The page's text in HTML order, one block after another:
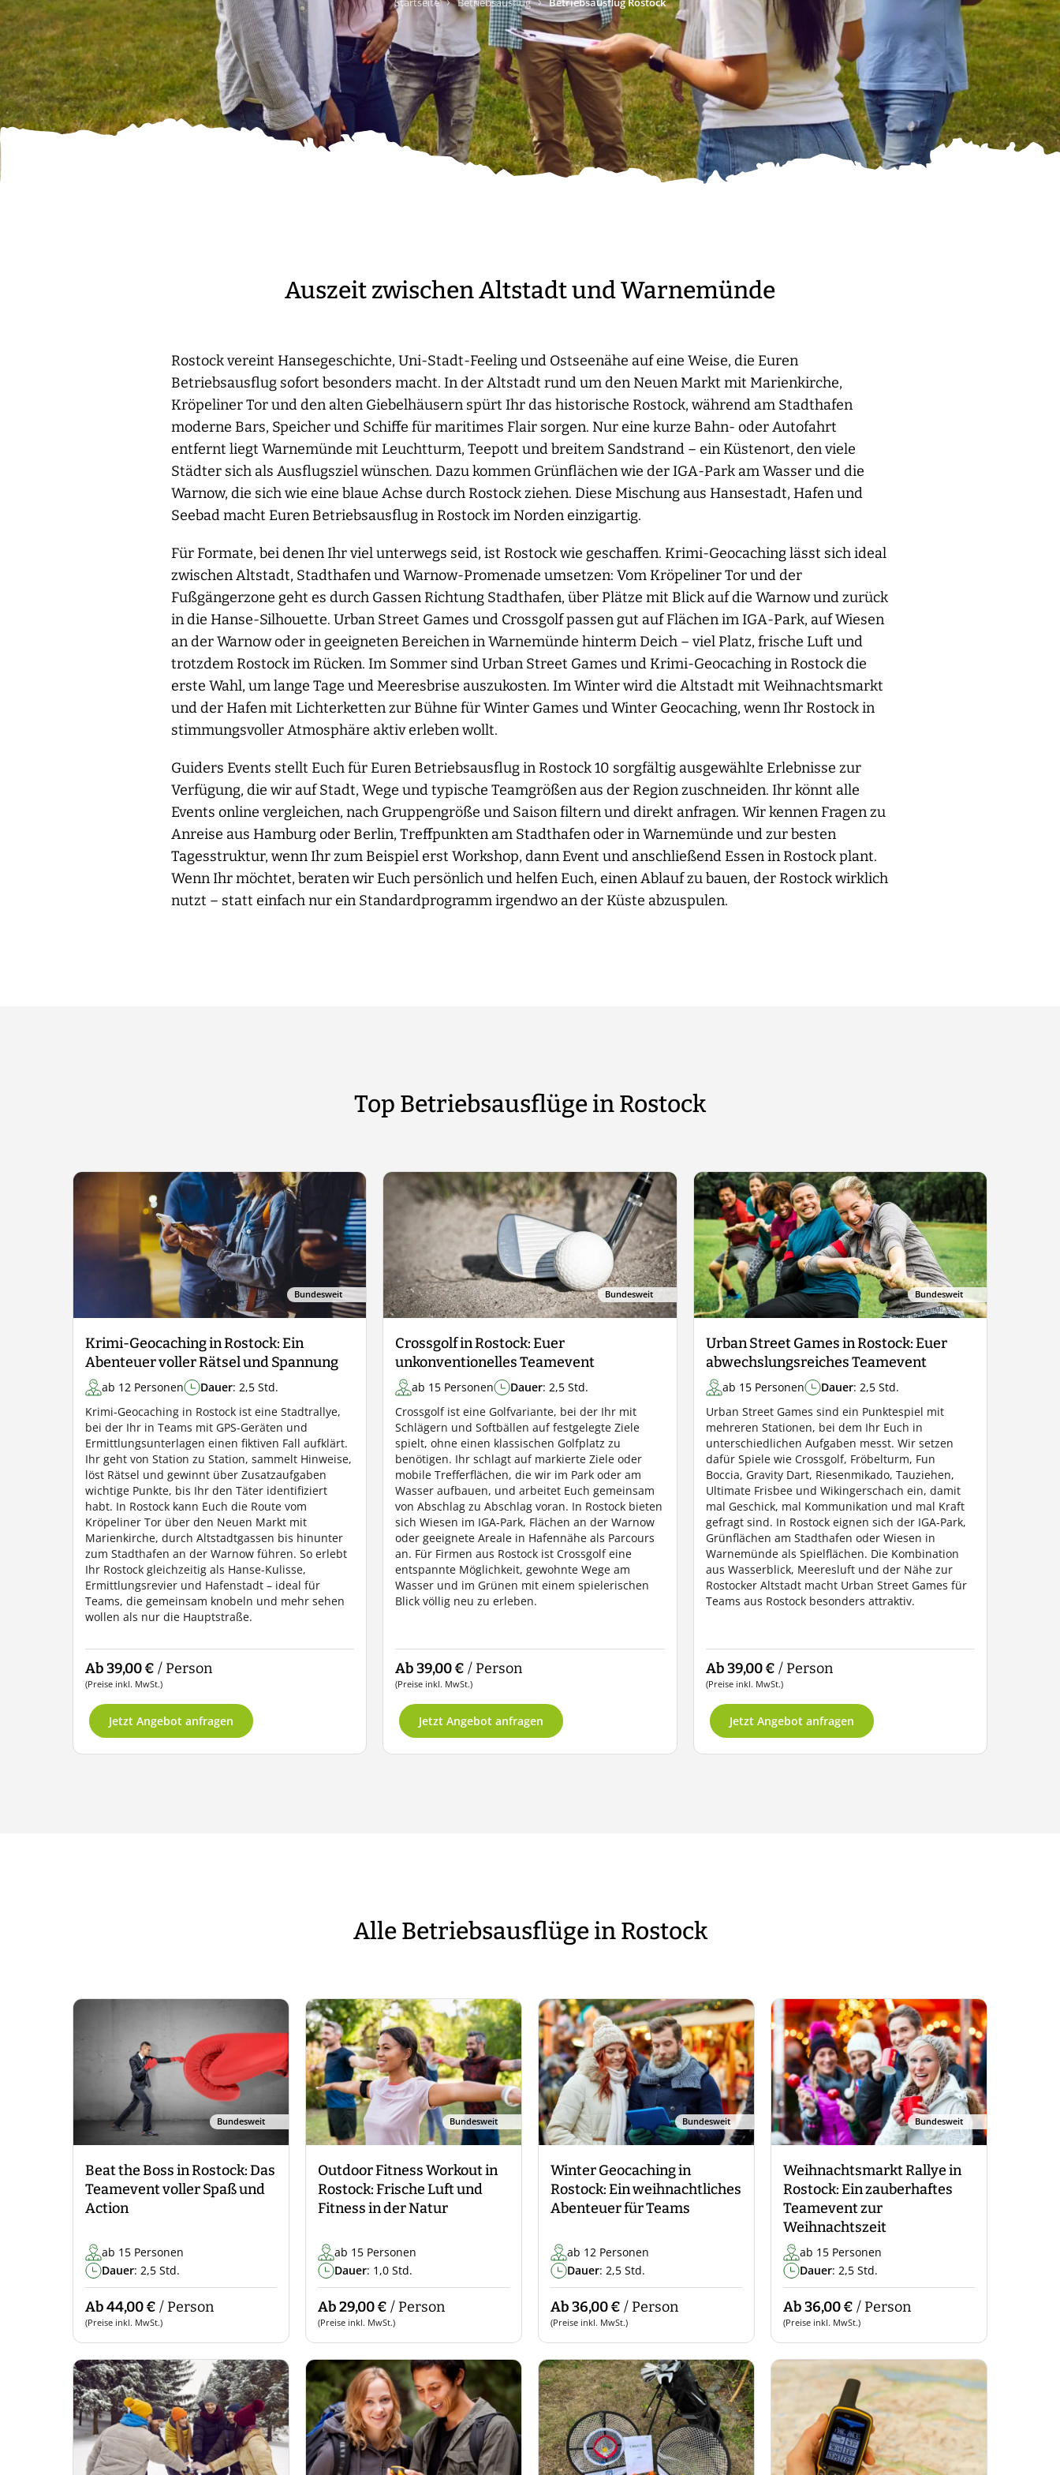
Auszeit zwischen Altstadt und Warnemünde
Rostock vereint Hansegeschichte, Uni-Stadt-Feeling und Ostseenähe auf eine Weise, die Euren
Betriebsausflug sofort besonders macht. In der Altstadt rund um den Neuen Markt mit Marienkirche,
Kröpeliner Tor und den alten Giebelhäusern spürt Ihr das historische Rostock, während am Stadthafen
moderne Bars, Speicher und Schiffe für maritimes Flair sorgen. Nur eine kurze Bahn- oder Autofahrt
entfernt liegt Warnemünde mit Leuchtturm, Teepott und breitem Sandstrand – ein Küstenort, den viele
Städter sich als Ausflugsziel wünschen. Dazu kommen Grünflächen wie der IGA-Park am Wasser und die
Warnow, die sich wie eine blaue Achse durch Rostock ziehen. Diese Mischung aus Hansestadt, Hafen und
Seebad macht Euren Betriebsausflug in Rostock im Norden einzigartig.
Für Formate, bei denen Ihr viel unterwegs seid, ist Rostock wie geschaffen. Krimi-Geocaching lässt sich ideal
zwischen Altstadt, Stadthafen und Warnow-Promenade umsetzen: Vom Kröpeliner Tor und der
Fußgängerzone geht es durch Gassen Richtung Stadthafen, über Plätze mit Blick auf die Warnow und zurück
in die Hanse-Silhouette. Urban Street Games und Crossgolf passen gut auf Flächen im IGA-Park, auf Wiesen
an der Warnow oder in geeigneten Bereichen in Warnemünde hinterm Deich – viel Platz, frische Luft und
trotzdem Rostock im Rücken. Im Sommer sind Urban Street Games und Krimi-Geocaching in Rostock die
erste Wahl, um lange Tage und Meeresbrise auszukosten. Im Winter wird die Altstadt mit Weihnachtsmarkt
und der Hafen mit Lichterketten zur Bühne für Winter Games und Winter Geocaching, wenn Ihr Rostock in
stimmungsvoller Atmosphäre aktiv erleben wollt.
Guiders Events stellt Euch für Euren Betriebsausflug in Rostock 10 sorgfältig ausgewählte Erlebnisse zur
Verfügung, die wir auf Stadt, Wege und typische Teamgrößen aus der Region zuschneiden. Ihr könnt alle
Events online vergleichen, nach Gruppengröße und Saison filtern und direkt anfragen. Wir kennen Fragen zu
Anreise aus Hamburg oder Berlin, Treffpunkten am Stadthafen oder in Warnemünde und zur besten
Tagesstruktur, wenn Ihr zum Beispiel erst Workshop, dann Event und anschließend Essen in Rostock plant.
Wenn Ihr möchtet, beraten wir Euch persönlich und helfen Euch, einen Ablauf zu bauen, der Rostock wirklich
nutzt – statt einfach nur ein Standardprogramm irgendwo an der Küste abzuspulen.
Top Betriebsausflüge in Rostock
Bundesweit
Krimi-Geocaching in Rostock: Ein
Abenteuer voller Rätsel und Spannung
ab 12 Personen Dauer: 2,5 Std.
Krimi-Geocaching in Rostock ist eine Stadtrallye,
bei der Ihr in Teams mit GPS-Geräten und
Ermittlungsunterlagen einen fiktiven Fall aufklärt.
Ihr geht von Station zu Station, sammelt Hinweise,
löst Rätsel und gewinnt über Zusatzaufgaben
wichtige Punkte, bis Ihr den Täter identifiziert
habt. In Rostock kann Euch die Route vom
Kröpeliner Tor über den Neuen Markt mit
Marienkirche, durch Altstadtgassen bis hinunter
zum Stadthafen an der Warnow führen. So erlebt
Ihr Rostock gleichzeitig als Hanse-Kulisse,
Ermittlungsrevier und Hafenstadt – ideal für
Teams, die gemeinsam knobeln und mehr sehen
wollen als nur die Hauptstraße.
Ab 39,00 € / Person
(Preise inkl. MwSt.)
Jetzt Angebot anfragen
Bundesweit
Crossgolf in Rostock: Euer
unkonventionelles Teamevent
ab 15 Personen Dauer: 2,5 Std.
Crossgolf ist eine Golfvariante, bei der Ihr mit
Schlägern und Softbällen auf festgelegte Ziele
spielt, ohne einen klassischen Golfplatz zu
benötigen. Ihr schlagt auf markierte Ziele oder
mobile Trefferflächen, die wir im Park oder am
Wasser aufbauen, und arbeitet Euch gemeinsam
von Abschlag zu Abschlag voran. In Rostock bieten
sich Wiesen im IGA-Park, Flächen an der Warnow
oder geeignete Areale in Hafennähe als Parcours
an. Für Firmen aus Rostock ist Crossgolf eine
entspannte Möglichkeit, gewohnte Wege am
Wasser und im Grünen mit einem spielerischen
Blick völlig neu zu erleben.
Ab 39,00 € / Person
(Preise inkl. MwSt.)
Jetzt Angebot anfragen
Bundesweit
Urban Street Games in Rostock: Euer
abwechslungsreiches Teamevent
ab 15 Personen Dauer: 2,5 Std.
Urban Street Games sind ein Punktespiel mit
mehreren Stationen, bei dem Ihr Euch in
unterschiedlichen Aufgaben messt. Wir setzen
dafür Spiele wie Crossgolf, Fröbelturm, Fun
Boccia, Gravity Dart, Riesenmikado, Tauziehen,
Ultimate Frisbee und Wikingerschach ein, damit
mal Geschick, mal Kommunikation und mal Kraft
gefragt sind. In Rostock eignen sich der IGA-Park,
Grünflächen am Stadthafen oder Wiesen in
Warnemünde als Spielflächen. Die Kombination
aus Wasserblick, Meeresluft und der Nähe zur
Rostocker Altstadt macht Urban Street Games für
Teams aus Rostock besonders attraktiv.
Ab 39,00 € / Person
(Preise inkl. MwSt.)
Jetzt Angebot anfragen
Alle Betriebsausflüge in Rostock
Bundesweit
Beat the Boss in Rostock: Das
Teamevent voller Spaß und
Action
ab 15 Personen
Dauer: 2,5 Std.
Ab 44,00 € / Person
(Preise inkl. MwSt.)
Bundesweit
Outdoor Fitness Workout in
Rostock: Frische Luft und
Fitness in der Natur
ab 15 Personen
Dauer: 1,0 Std.
Ab 29,00 € / Person
(Preise inkl. MwSt.)
Bundesweit
Winter Geocaching in
Rostock: Ein weihnachtliches
Abenteuer für Teams
ab 12 Personen
Dauer: 2,5 Std.
Ab 36,00 € / Person
(Preise inkl. MwSt.)
Bundesweit
Weihnachtsmarkt Rallye in
Rostock: Ein zauberhaftes
Teamevent zur
Weihnachtszeit
ab 15 Personen
Dauer: 2,5 Std.
Ab 36,00 € / Person
(Preise inkl. MwSt.)